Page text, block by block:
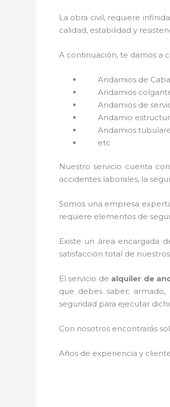
La obra civil, requiere
calidad, estabilidad y
A continuación, te damos a
Andamios de
Andamios
Andamios de
Andamio
Andamios
etc
Nuestro servicio cuenta
accidentes laborales, la
Somos una empresa
requiere elementos de
Existe un área encargada
satisfacción total de
El servicio de alquiler de
que debes saber; armado,
seguridad para ejecutar
Con nosotros encontrarás
Años de experiencia y